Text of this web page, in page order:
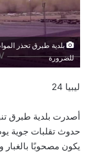
بلدية طبرق تحذر
للضرورة
ليبيا 24
أصدرت بلدية طبرق
حدوث تقلبات جوية
يكون مصحوبًا بالغبار